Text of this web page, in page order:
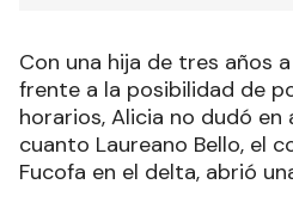
Con una hija de tres años
frente a la posibilidad de
horarios, Alicia no dudó
cuanto Laureano Bello, el
Fucofa en el delta, abrió